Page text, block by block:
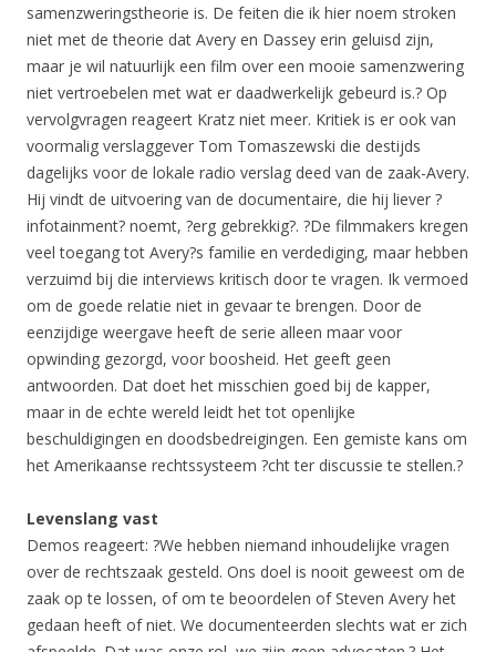
samenzweringstheorie is. De feiten die ik hier noem stroken
niet met de theorie dat Avery en Dassey erin geluisd zijn,
maar je wil natuurlijk een film over een mooie samenzwering
niet vertroebelen met wat er daadwerkelijk gebeurd is.? Op
vervolgvragen reageert Kratz niet meer. Kritiek is er ook van
voormalig verslaggever Tom Tomaszewski die destijds
dagelijks voor de lokale radio verslag deed van de zaak-Avery.
Hij vindt de uitvoering van de documentaire, die hij liever ?
infotainment? noemt, ?erg gebrekkig?. ?De filmmakers kregen
veel toegang tot Avery?s familie en verdediging, maar hebben
verzuimd bij die interviews kritisch door te vragen. Ik vermoed
om de goede relatie niet in gevaar te brengen. Door de
eenzijdige weergave heeft de serie alleen maar voor
opwinding gezorgd, voor boosheid. Het geeft geen
antwoorden. Dat doet het misschien goed bij de kapper,
maar in de echte wereld leidt het tot openlijke
beschuldigingen en doodsbedreigingen. Een gemiste kans om
het Amerikaanse rechtssysteem ?cht ter discussie te stellen.?
Levenslang vast
Demos reageert: ?We hebben niemand inhoudelijke vragen
over de rechtszaak gesteld. Ons doel is nooit geweest om de
zaak op te lossen, of om te beoordelen of Steven Avery het
gedaan heeft of niet. We documenteerden slechts wat er zich